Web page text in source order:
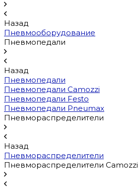
Назад
Пневмооборудование
Пневмопедали
Назад
Пневмопедали
Пневмопедали Camozzi
Пневмопедали Festo
Пневмопедали Pneumax
Пневмораспределители
Назад
Пневмораспределители
Пневмораспределители Camozzi